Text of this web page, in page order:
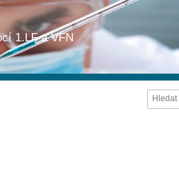
1.LF a VFN